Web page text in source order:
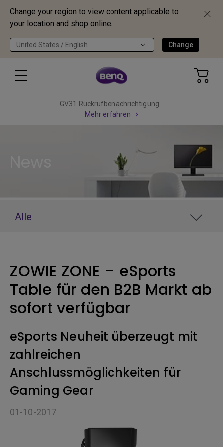
Change your region to view content applicable to
your location and shop online.
United States / English Change
GV31 Rückrufbenachrichtigung
Mehr erfahren
Alle
ZOWIE ZONE – eSports
Table für den B2B Markt ab
sofort verfügbar
eSports Neuheit überzeugt mit
zahlreichen
Anschlussmöglichkeiten für
Gaming Gear
01-10-2017